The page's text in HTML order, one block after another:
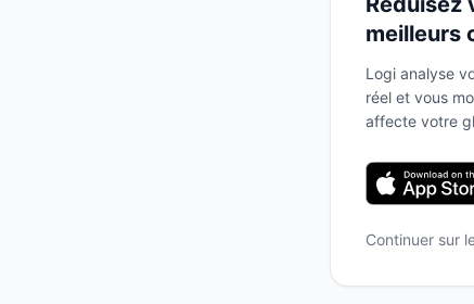
meilleurs
Logi analyse
réel et vous
affecte votre
Continuer sur